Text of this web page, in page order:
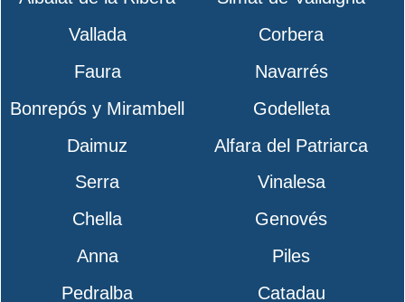
Vallada
Corbera
Faura
Navarrés
Bonrepós y Mirambell
Godelleta
Daimuz
Alfara del Patriarca
Serra
Vinalesa
Chella
Genovés
Anna
Piles
Pedralba
Catadau